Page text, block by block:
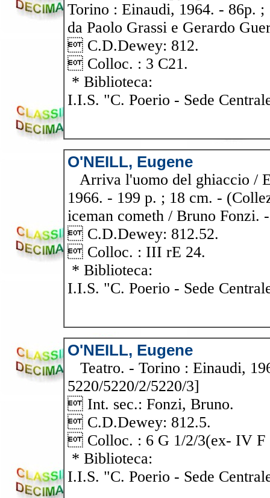
Torino : Einaudi, 1964. - 86p.
da Paolo Grassi e Gerardo
 C.D.Dewey: 812.
 Colloc. : 3 C21.
* Biblioteca:
I.I.S. "C. Poerio - Sede
O'NEILL, Eugene
Arriva l'uomo del ghiaccio /
1966. - 199 p. ; 18 cm. -
iceman cometh / Bruno Fonzi.
 C.D.Dewey: 812.52.
 Colloc. : III rE 24.
* Biblioteca:
I.I.S. "C. Poerio - Sede
O'NEILL, Eugene
Teatro. - Torino : Einaudi,
5220/5220/2/5220/3]
 Int. sec.: Fonzi, Bruno.
 C.D.Dewey: 812.5.
 Colloc. : 6 G 1/2/3(ex- IV F
* Biblioteca:
I.I.S. "C. Poerio - Sede